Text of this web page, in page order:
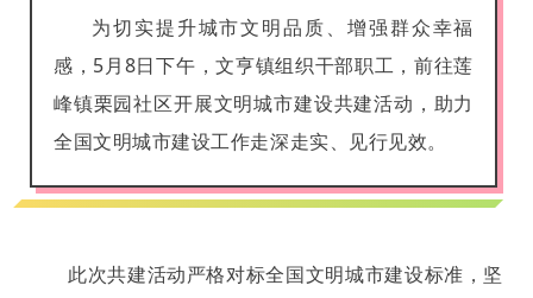
为切实提升城市文明品质、增强群众幸福
感，5月8日下午，文亨镇组织干部职工，前往莲
峰镇栗园社区开展文明城市建设共建活动，助力
全国文明城市建设工作走深走实、见行见效。
此次共建活动严格对标全国文明城市建设标准，坚